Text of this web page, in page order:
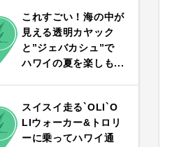
PLAY
これすごい！海の中が
見える透明カヤック
と”ジェバカシュ”で
ハワイの夏を楽しも...
PLAY
スイスイ走る`OLI`O
LIウォーカー&トロリ
ーに乗ってハワイ通